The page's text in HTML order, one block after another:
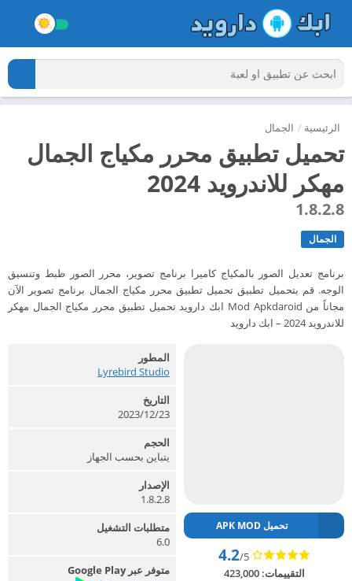
الرئيسية / الجمال
تحميل تطبيق محرر مكياج الجمال
مهكر للاندرويد 2024
1.8.2.8
الجمال
برنامج تعديل الصور بالمكياج كاميرا برنامج تصوير، محرر الصور ظبط وتنسيق
الوجه. قم بتحميل تطبيق تحميل تطبيق محرر مكياج الجمال برنامج تصوير الآن
مجاناً من Mod Apkdaroid ابك دارويد تحميل تطبيق محرر مكياج الجمال مهكر
للاندرويد 2024 – ابك دارويد
تحميل APK MOD
4.2/5
التقييمات:423,000
المطور
Lyrebird Studio‏
التاريخ
2023/12/23
الحجم
يتباين بحسب الجهاز
الإصدار
1.8.2.8
متطلبات التشغيل
6.0
متوفر عبر Google Play